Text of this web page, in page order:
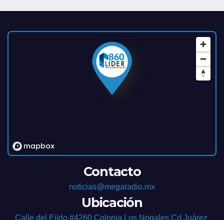
Contacto
noticias@megaradio.mx
Ubicación
Calle del Ejido #4260 Colonia Los Nogales Cd Juárez,